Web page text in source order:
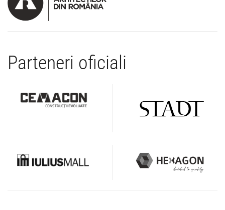
Parteneri oficiali